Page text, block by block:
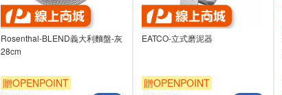
Rosenthal-BLEND義大利麵盤-灰
28cm
贈OPENPOINT
EATCO-立式磨泥器
贈OPENPOINT